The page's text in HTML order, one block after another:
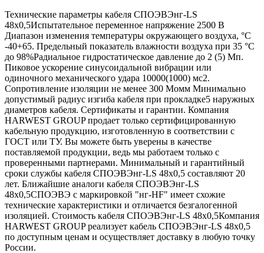
Технические параметры кабеля СПОЭВЭнг-LS
48х0,5Испытательное переменное напряжение 2500 В
Диапазон изменения температуры окружающего воздуха, °С
-40+65. Предельный показатель влажности воздуха при 35 °С
до 98%Радиальное гидростатическое давление до 2 (5) Мп.
Пиковое ускорение синусоидальной вибрации или
одиночного механического удара 10000(1000) мс2.
Сопротивление изоляции не менее 300 Момм Минимально
допустимый радиус изгиба кабеля при прокладке5 наружных
диаметров кабеля. Сертификаты и гарантии. Компания
HARWEST GROUP продает только сертифицированную
кабельную продукцию, изготовленную в соответствии с
ГОСТ или ТУ. Вы можете быть уверены в качестве
поставляемой продукции, ведь мы работаем только с
проверенными партнерами. Минимальный и гарантийный
сроки службы кабеля СПОЭВЭнг-LS 48х0,5 составляют 20
лет. Ближайшие аналоги кабеля СПОЭВЭнг-LS
48х0,5СПОЭВЭ с маркировкой "нг-HF" имеет схожие
технические характеристики и отличается безгалогенной
изоляцией. Стоимость кабеля СПОЭВЭнг-LS 48х0,5Компания
HARWEST GROUP реализует кабель СПОЭВЭнг-LS 48х0,5
по доступным ценам и осуществляет доставку в любую точку
России.